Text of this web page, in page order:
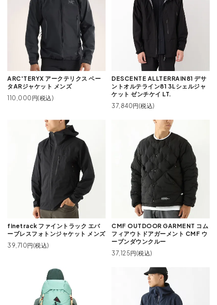
ARC'TERYX アークテリクス ベー
タARジャケット メンズ
110,000円(税込)
DESCENTE ALLTERRAIN81 デサ
ントオルテライン81 3Lシェルジャ
ケット ゼンチケイ LT.
37,840円(税込)
finetrack ファイントラック エバ
ーブレスフォトンジャケット メンズ
39,710円(税込)
CMF OUTDOOR GARMENT コム
フィアウトドアガーメント CMF ウ
ーブンダウンクルー
37,125円(税込)